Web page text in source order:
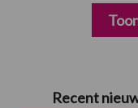
Primaire
Recent